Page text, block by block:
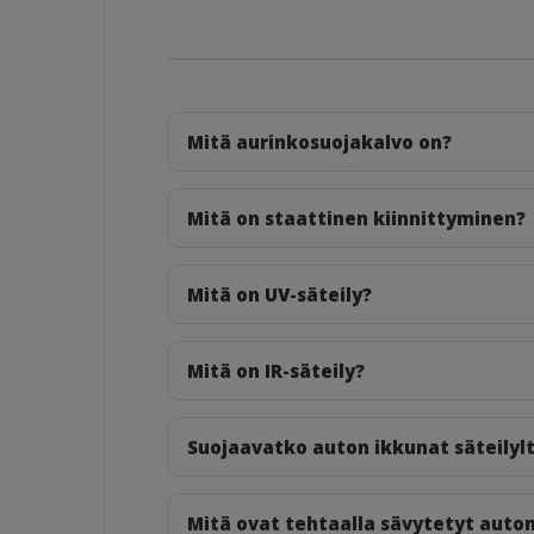
Mitä aurinkosuojakalvo on?
Mitä on staattinen kiinnittyminen?
Mitä on UV-säteily?
Mitä on IR-säteily?
Suojaavatko auton ikkunat
Mitä ovat tehtaalla sävytetyt